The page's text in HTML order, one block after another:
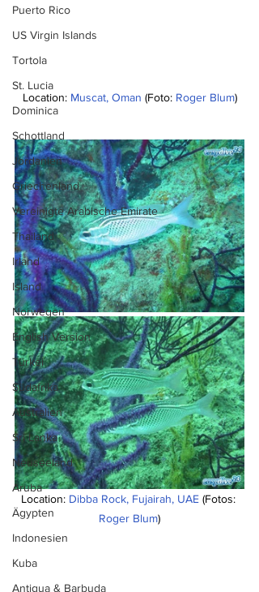
Puerto Rico
US Virgin Islands
Tortola
St. Lucia
Dominica
Schottland
Jordanien
Griechenland
Vereinigte Arabische Emirate
Thailand
Irland
Island
Norwegen
English Version
Türkei
Südafrika
Australien
Sri Lanka
Neuseeland
Aruba
Ägypten
Indonesien
Kuba
Antigua & Barbuda
Location: Muscat, Oman (Foto: Roger Blum)
Location: Dibba Rock, Fujairah, UAE (Fotos:
Roger Blum)